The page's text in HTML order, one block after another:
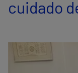
Equipo médico y
Comunicación
cuidado